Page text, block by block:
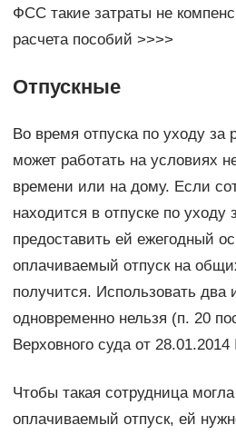
ФСС такие затраты не
расчета пособий >>>>
Отпускные
Во время отпуска по уходу за
может работать на условиях
времени или на дому. Если
находится в отпуске по уходу
предоставить ей ежегодный
оплачиваемый отпуск на
получится. Использовать два
одновременно нельзя (п. 20
Верховного суда от
Чтобы такая сотрудница
оплачиваемый отпуск, ей